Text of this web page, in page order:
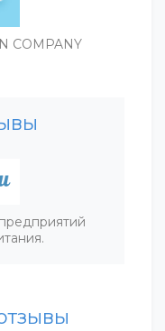
COMPANY